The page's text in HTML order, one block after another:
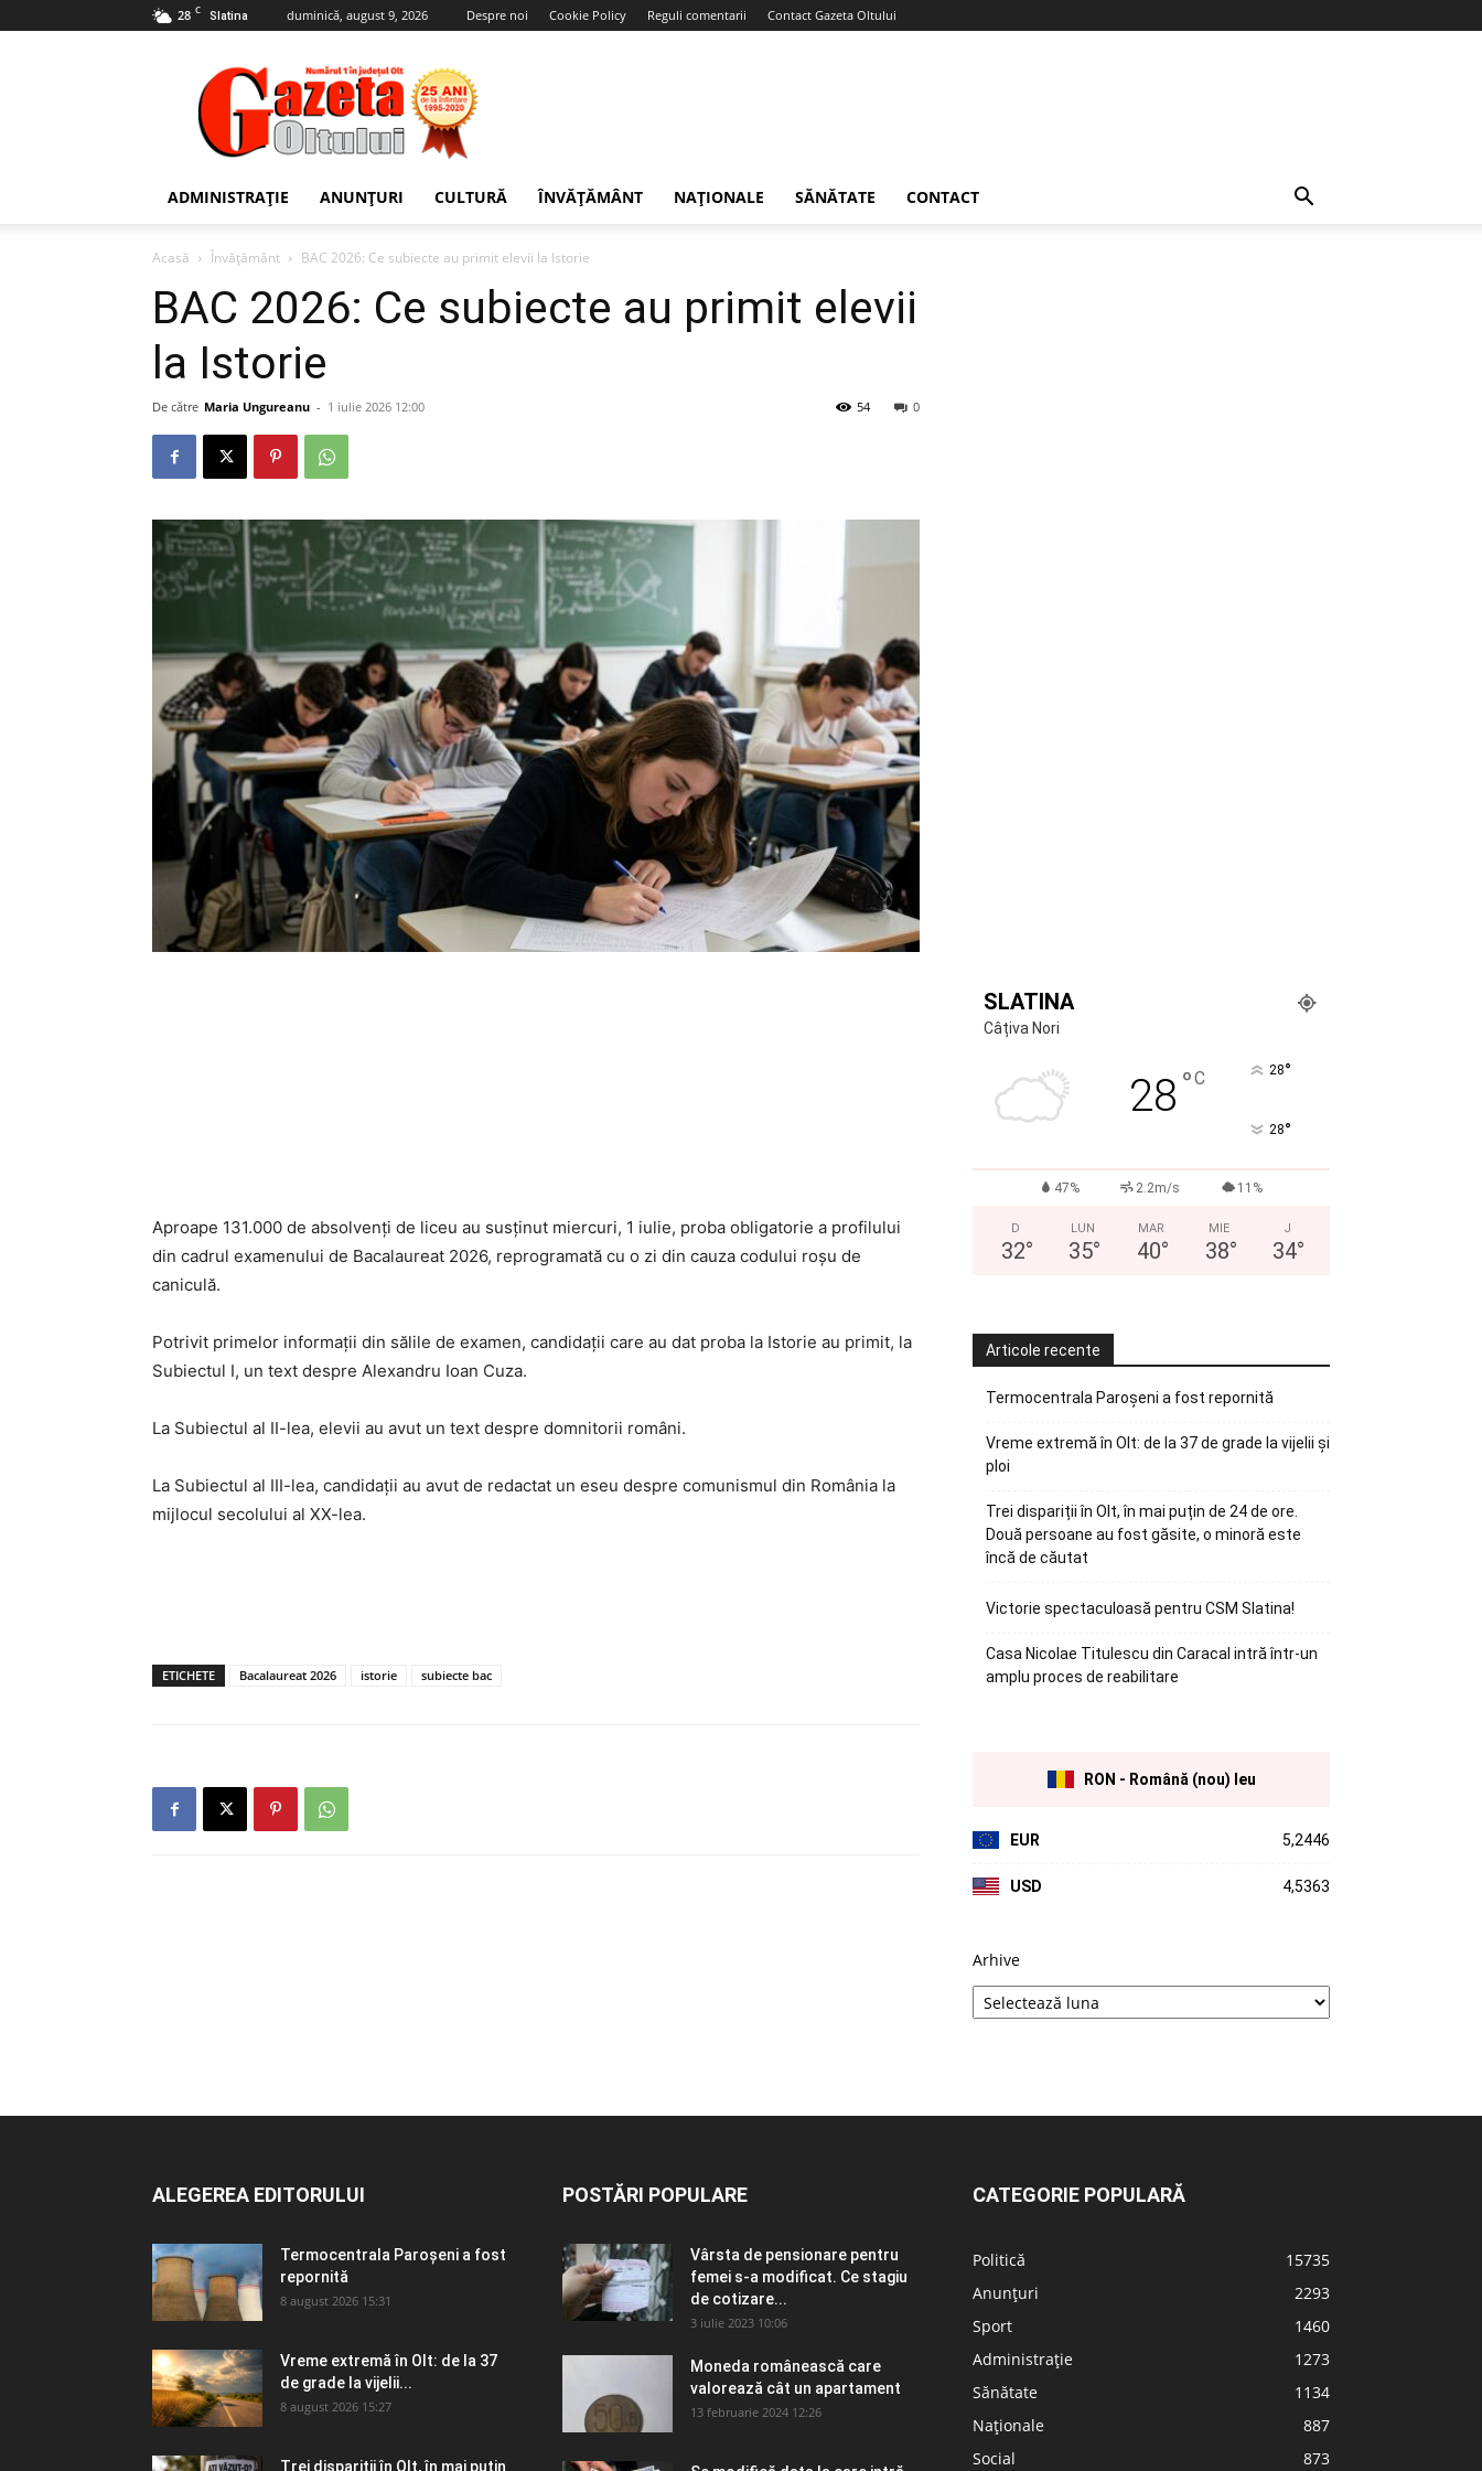
28 C Slatina duminică, august 9, 2026 Despre noi Cookie Policy Reguli comentarii Contact Gazeta Oltului
Gazeta
Oltului
ADMINISTRAȚIE ANUNȚURI CULTURĂ ÎNVĂȚĂMÂNT NAȚIONALE SĂNĂTATE CONTACT
Acasă Învățământ BAC 2026: Ce subiecte au primit elevii la Istorie
BAC 2026: Ce subiecte au primit elevii
la Istorie
De către Maria Ungureanu - 1 iulie 2026 12:00 0
54
Aproape 131.000 de absolvenți de liceu au susținut miercuri, 1 iulie, proba obligatorie a profilului
din cadrul examenului de Bacalaureat 2026, reprogramată cu o zi din cauza codului roșu de
caniculă.
Potrivit primelor informații din sălile de examen, candidații care au dat proba la Istorie au primit, la
Subiectul I, un text despre Alexandru Ioan Cuza.
La Subiectul al II-lea, elevii au avut un text despre domnitorii români.
La Subiectul al III-lea, candidații au avut de redactat un eseu despre comunismul din România la
mijlocul secolului al XX-lea.
ETICHETE Bacalaureat 2026 istorie subiecte bac
SLATINA
Câțiva Nori
28 °C 28°
28°
47% 2.2m/s 11%
D
32°
LUN
35°
MAR
40°
MIE
38°
J
34°
Articole recente
Termocentrala Paroșeni a fost repornită
Vreme extremă în Olt: de la 37 de grade la vijelii și
ploi
Trei dispariții în Olt, în mai puțin de 24 de ore.
Două persoane au fost găsite, o minoră este
încă de căutat
Victorie spectaculoasă pentru CSM Slatina!
Casa Nicolae Titulescu din Caracal intră într-un
amplu proces de reabilitare
RON - Română (nou) leu
EUR 5,2446
USD 4,5363
Arhive
ALEGEREA EDITORULUI
Termocentrala Paroșeni a fost
repornită
8 august 2026 15:31
Vreme extremă în Olt: de la 37
de grade la vijelii...
8 august 2026 15:27
Trei dispariții în Olt, în mai puțin
POSTĂRI POPULARE
Vârsta de pensionare pentru
femei s-a modificat. Ce stagiu
de cotizare...
3 iulie 2023 10:06
Moneda românească care
valorează cât un apartament
13 februarie 2024 12:26
CATEGORIE POPULARĂ
Politică
15735
Anunțuri
2293
Sport
1460
Administrație
1273
Sănătate
1134
Naționale
887
Social
873